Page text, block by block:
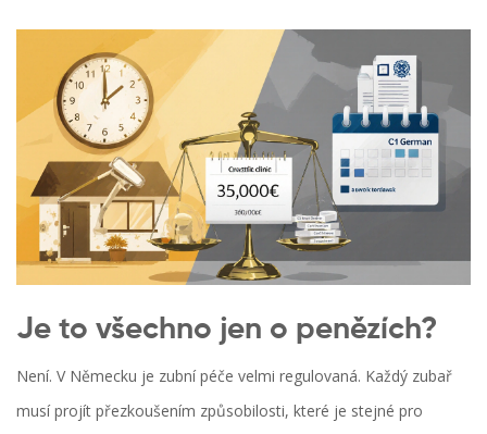
Je to všechno jen o penězích?
Není. V Německu je zubní péče velmi regulovaná. Každý zubař
musí projít přezkoušením způsobilosti, které je stejné pro